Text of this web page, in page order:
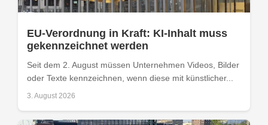
EU-Verordnung in Kraft: KI-Inhalt muss
gekennzeichnet werden
Seit dem 2. August müssen Unternehmen Videos, Bilder
oder Texte kennzeichnen, wenn diese mit künstlicher...
3. August 2026